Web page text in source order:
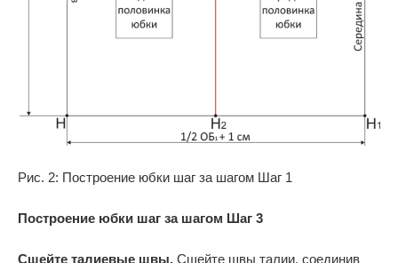
Рис. 2: Построение юбки шаг за шагом Шаг 1
Построение юбки шаг за шагом Шаг 3
Сшейте талиевые швы. Сшейте швы талии, соединив